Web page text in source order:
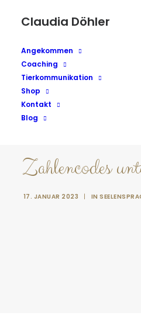
Claudia Döhler
Angekommen
Coaching
Tierkommunikation
Shop
Kontakt
Blog
Zahlencodes
17. JANUAR 2023 | IN